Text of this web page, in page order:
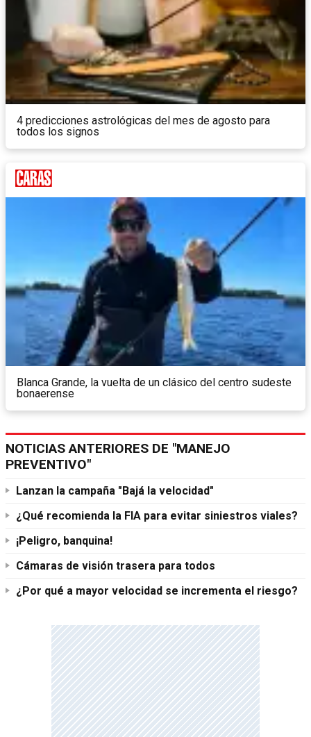
4 predicciones astrológicas del mes de agosto para
todos los signos
Blanca Grande, la vuelta de un clásico del centro sudeste
bonaerense
NOTICIAS ANTERIORES DE "MANEJO
PREVENTIVO"
Lanzan la campaña "Bajá la velocidad"
¿Qué recomienda la FIA para evitar siniestros viales?
¡Peligro, banquina!
Cámaras de visión trasera para todos
¿Por qué a mayor velocidad se incrementa el riesgo?